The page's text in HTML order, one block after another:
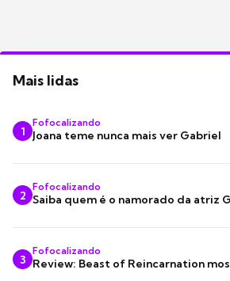
Mais lidas
1
Fofocalizando
Joana teme nunca mais ver Gabriel
2
Fofocalizando
Saiba quem é o namorado da atriz
3
Fofocalizando
Review: Beast of Reincarnation